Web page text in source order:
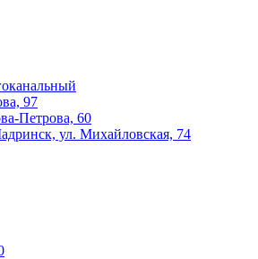
97
Петрова, 60
ул. Михайловская, 74